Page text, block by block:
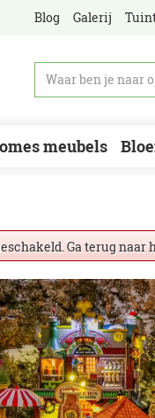
Blog Galerij
meubels
Ga terug naar